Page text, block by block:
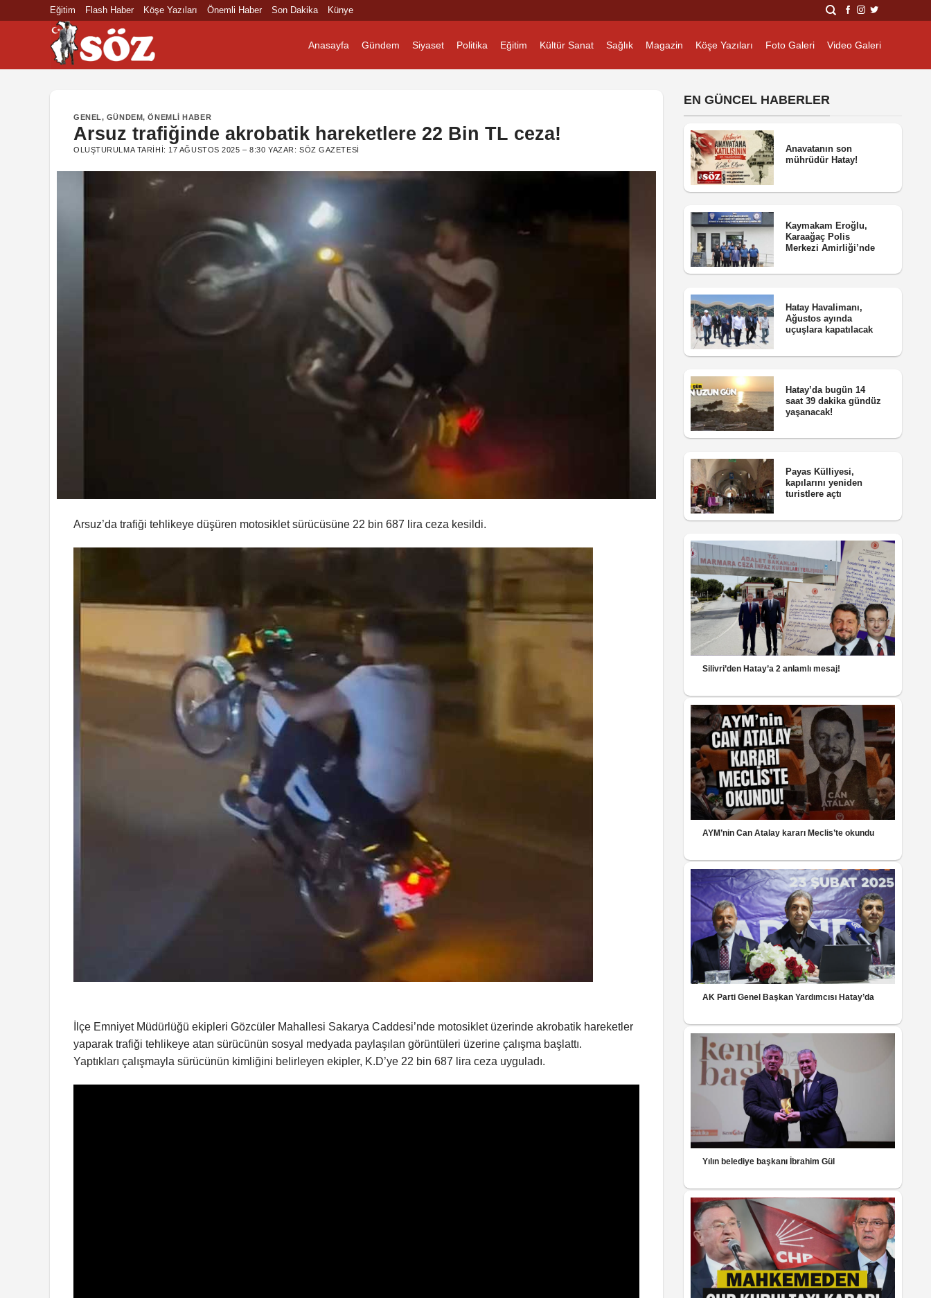
Eğitim Flash Haber Köşe Yazıları Önemli Haber Son Dakika Künye
Anasayfa Gündem Siyaset Politika Eğitim Kültür Sanat Sağlık Magazin Köşe Yazıları Foto Galeri Video Galeri
GENEL, GÜNDEM,ÖNEMLI HABER
Arsuz trafiğinde akrobatik hareketlere 22 Bin TL ceza!
OLUŞTURULMA TARIHI: 17 AĞUSTOS 2025 – 8:30 YAZAR:SÖZ GAZETESI
Arsuz’da trafiği tehlikeye düşüren motosiklet sürücüsüne 22 bin 687 lira ceza kesildi.
İlçe Emniyet Müdürlüğü ekipleri Gözcüler Mahallesi Sakarya Caddesi’nde motosiklet üzerinde akrobatik hareketler
yaparak trafiği tehlikeye atan sürücünün sosyal medyada paylaşılan görüntüleri üzerine çalışma başlattı.
Yaptıkları çalışmayla sürücünün kimliğini belirleyen ekipler, K.D’ye 22 bin 687 lira ceza uyguladı.
EN GÜNCEL HABERLER
Anavatanın son
mührüdür Hatay!
Kaymakam Eroğlu,
Karaağaç Polis
Merkezi Amirliği’nde
Hatay Havalimanı,
Ağustos ayında
uçuşlara kapatılacak
Hatay’da bugün 14
saat 39 dakika gündüz
yaşanacak!
Payas Külliyesi,
kapılarını yeniden
turistlere açtı
Silivri’den Hatay’a 2 anlamlı mesaj!
AYM’nin Can Atalay kararı Meclis’te okundu
AK Parti Genel Başkan Yardımcısı Hatay’da
Yılın belediye başkanı İbrahim Gül